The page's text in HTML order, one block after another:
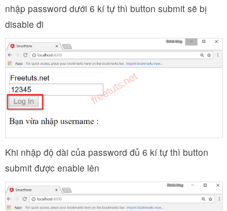
nhập password dưới 6 kí tự thì button submit sẽ bị
disable đi
Khi nhập độ dài của password đủ 6 kí tự thì button
submit được enable lên